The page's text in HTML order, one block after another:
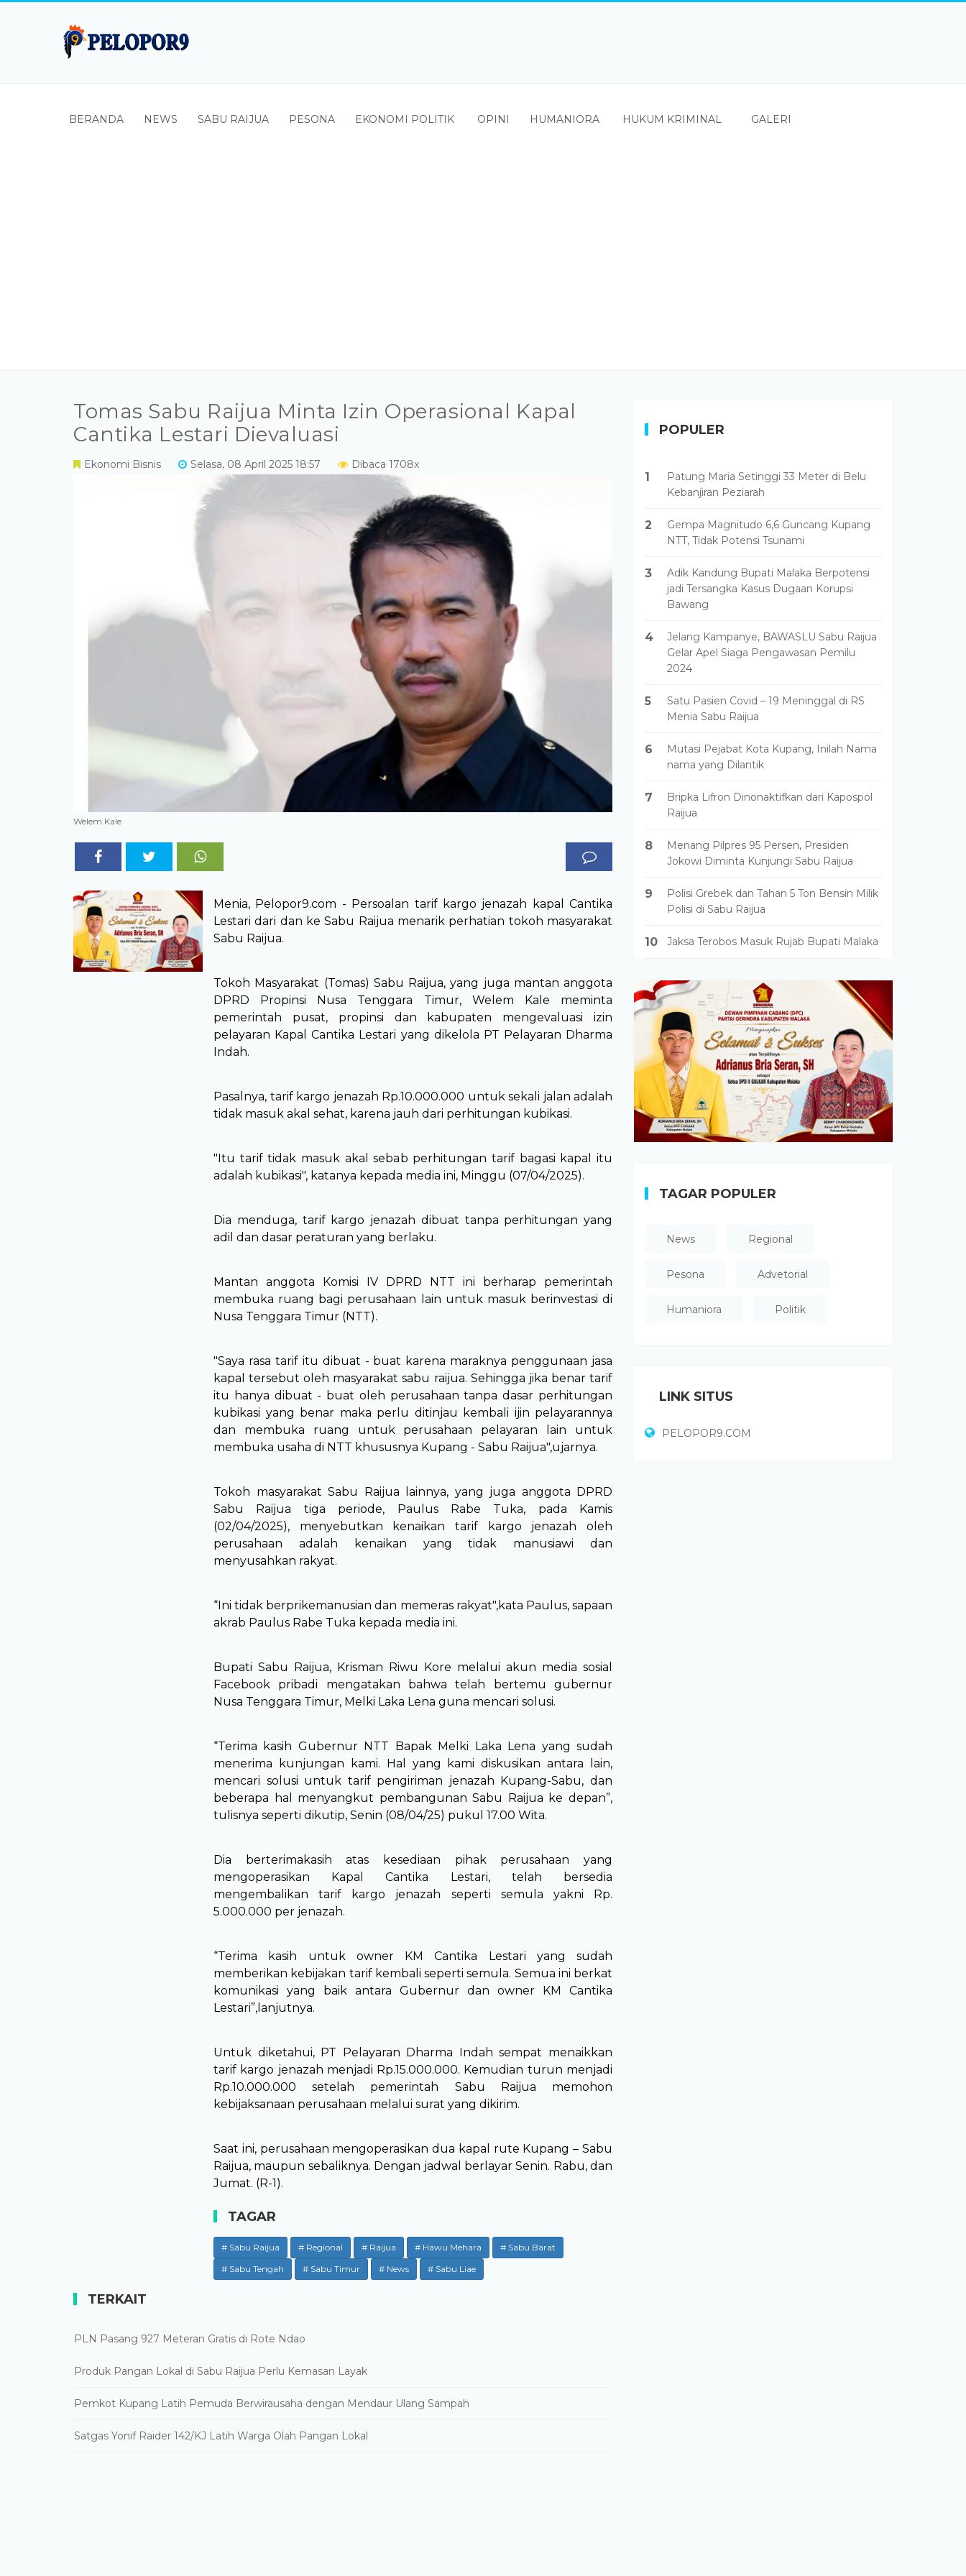
BERANDA NEWS SABU RAIJUA PESONA EKONOMI POLITIK OPINI HUMANIORA HUKUM KRIMINAL GALERI
Tomas Sabu Raijua Minta Izin Operasional Kapal
Cantika Lestari Dievaluasi
Ekonomi Bisnis Selasa, 08 April 2025 18:57 Dibaca 1708x
Welem Kale
Menia, Pelopor9.com - Persoalan tarif kargo jenazah kapal Cantika
Lestari dari dan ke Sabu Raijua menarik perhatian tokoh masyarakat
Sabu Raijua.
Tokoh Masyarakat (Tomas) Sabu Raijua, yang juga mantan anggota
DPRD Propinsi Nusa Tenggara Timur, Welem Kale meminta
pemerintah pusat, propinsi dan kabupaten mengevaluasi izin
pelayaran Kapal Cantika Lestari yang dikelola PT Pelayaran Dharma
Indah.
Pasalnya, tarif kargo jenazah Rp.10.000.000 untuk sekali jalan adalah
tidak masuk akal sehat, karena jauh dari perhitungan kubikasi.
"Itu tarif tidak masuk akal sebab perhitungan tarif bagasi kapal itu
adalah kubikasi", katanya kepada media ini, Minggu (07/04/2025).
Dia menduga, tarif kargo jenazah dibuat tanpa perhitungan yang
adil dan dasar peraturan yang berlaku.
Mantan anggota Komisi IV DPRD NTT ini berharap pemerintah
membuka ruang bagi perusahaan lain untuk masuk berinvestasi di
Nusa Tenggara Timur (NTT).
"Saya rasa tarif itu dibuat - buat karena maraknya penggunaan jasa
kapal tersebut oleh masyarakat sabu raijua. Sehingga jika benar tarif
itu hanya dibuat - buat oleh perusahaan tanpa dasar perhitungan
kubikasi yang benar maka perlu ditinjau kembali ijin pelayarannya
dan membuka ruang untuk perusahaan pelayaran lain untuk
membuka usaha di NTT khususnya Kupang - Sabu Raijua",ujarnya.
Tokoh masyarakat Sabu Raijua lainnya, yang juga anggota DPRD
Sabu Raijua tiga periode, Paulus Rabe Tuka, pada Kamis
(02/04/2025), menyebutkan kenaikan tarif kargo jenazah oleh
perusahaan adalah kenaikan yang tidak manusiawi dan
menyusahkan rakyat.
“Ini tidak berprikemanusian dan memeras rakyat",kata Paulus, sapaan
akrab Paulus Rabe Tuka kepada media ini.
Bupati Sabu Raijua, Krisman Riwu Kore melalui akun media sosial
Facebook pribadi mengatakan bahwa telah bertemu gubernur
Nusa Tenggara Timur, Melki Laka Lena guna mencari solusi.
“Terima kasih Gubernur NTT Bapak Melki Laka Lena yang sudah
menerima kunjungan kami. Hal yang kami diskusikan antara lain,
mencari solusi untuk tarif pengiriman jenazah Kupang-Sabu, dan
beberapa hal menyangkut pembangunan Sabu Raijua ke depan”,
tulisnya seperti dikutip, Senin (08/04/25) pukul 17.00 Wita.
Dia berterimakasih atas kesediaan pihak perusahaan yang
mengoperasikan Kapal Cantika Lestari, telah bersedia
mengembalikan tarif kargo jenazah seperti semula yakni Rp.
5.000.000 per jenazah.
“Terima kasih untuk owner KM Cantika Lestari yang sudah
memberikan kebijakan tarif kembali seperti semula. Semua ini berkat
komunikasi yang baik antara Gubernur dan owner KM Cantika
Lestari”,lanjutnya.
Untuk diketahui, PT Pelayaran Dharma Indah sempat menaikkan
tarif kargo jenazah menjadi Rp.15.000.000. Kemudian turun menjadi
Rp.10.000.000 setelah pemerintah Sabu Raijua memohon
kebijaksanaan perusahaan melalui surat yang dikirim.
Saat ini, perusahaan mengoperasikan dua kapal rute Kupang – Sabu
Raijua, maupun sebaliknya. Dengan jadwal berlayar Senin. Rabu, dan
Jumat. (R-1).
TAGAR
# Sabu Raijua # Regional # Raijua # Hawu Mehara
# Sabu Barat
# Sabu Tengah
# Sabu Timur # News # Sabu Liae
TERKAIT
PLN Pasang 927 Meteran Gratis di Rote Ndao
Produk Pangan Lokal di Sabu Raijua Perlu Kemasan Layak
Pemkot Kupang Latih Pemuda Berwirausaha dengan Mendaur Ulang Sampah
Satgas Yonif Raider 142/KJ Latih Warga Olah Pangan Lokal
POPULER
1
Patung Maria Setinggi 33 Meter di Belu
Kebanjiran Peziarah
2
Gempa Magnitudo 6,6 Guncang Kupang
NTT, Tidak Potensi Tsunami
3
Adik Kandung Bupati Malaka Berpotensi
jadi Tersangka Kasus Dugaan Korupsi
Bawang
4
Jelang Kampanye, BAWASLU Sabu Raijua
Gelar Apel Siaga Pengawasan Pemilu
2024
5
Satu Pasien Covid – 19 Meninggal di RS
Menia Sabu Raijua
6
Mutasi Pejabat Kota Kupang, Inilah Nama
nama yang Dilantik
7
Bripka Lifron Dinonaktifkan dari Kapospol
Raijua
8
Menang Pilpres 95 Persen, Presiden
Jokowi Diminta Kunjungi Sabu Raijua
9
Polisi Grebek dan Tahan 5 Ton Bensin Milik
Polisi di Sabu Raijua
10 Jaksa Terobos Masuk Rujab Bupati Malaka
TAGAR POPULER
News Regional
Pesona Advetorial
Humaniora Politik
LINK SITUS
PELOPOR9.COM